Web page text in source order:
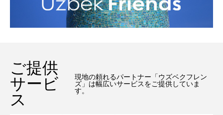
ご提供
サービ
ス
現地の頼れるパートナー「ウズベクフレン
ズ」は幅広いサービスをご提供していま
す。